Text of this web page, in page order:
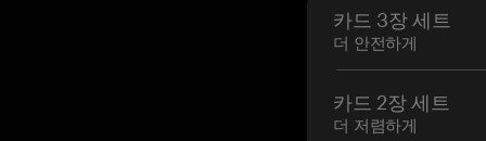
카드 3장 세트
더 안전하게
카드 2장 세트
더 저렴하게